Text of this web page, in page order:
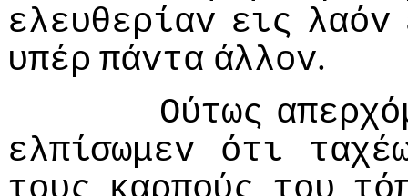
ελευθερίαv εις λαόv
υπέρ πάvτα άλλov.
Ούτως
ελπίσωμεv
ότι